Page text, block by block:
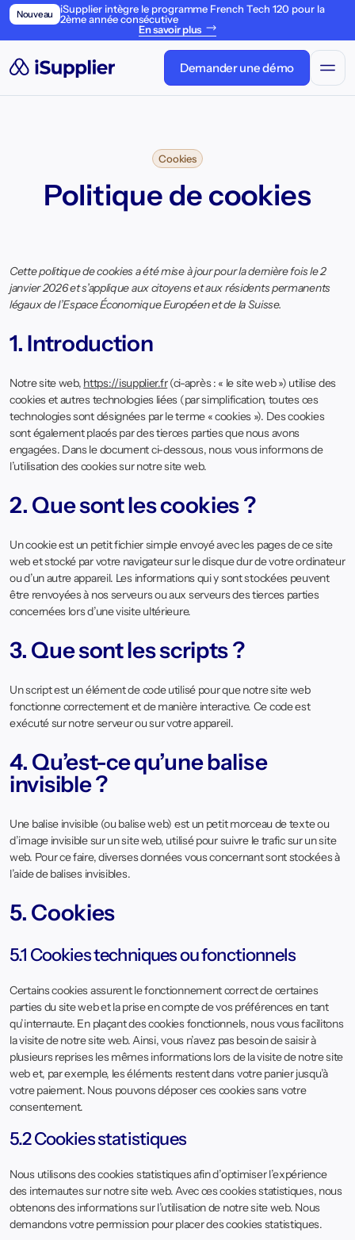
Nouveau
iSupplier intègre le programme French Tech 120 pour la
2ème année consécutive
En savoir plus
Demander une démo
Cookies
Politique de cookies
Cette politique de cookies a été mise à jour pour la dernière fois le 2
janvier 2026 et s’applique aux citoyens et aux résidents permanents
légaux de l’Espace Économique Européen et de la Suisse.
1. Introduction
Notre site web, https://isupplier.fr(ci-après : « le site web ») utilise des
cookies et autres technologies liées (par simplification, toutes ces
technologies sont désignées par le terme « cookies »). Des cookies
sont également placés par des tierces parties que nous avons
engagées. Dans le document ci-dessous, nous vous informons de
l’utilisation des cookies sur notre site web.
2. Que sont les cookies ?
Un cookie est un petit fichier simple envoyé avec les pages de ce site
web et stocké par votre navigateur sur le disque dur de votre ordinateur
ou d’un autre appareil. Les informations qui y sont stockées peuvent
être renvoyées à nos serveurs ou aux serveurs des tierces parties
concernées lors d’une visite ultérieure.
3. Que sont les scripts ?
Un script est un élément de code utilisé pour que notre site web
fonctionne correctement et de manière interactive. Ce code est
exécuté sur notre serveur ou sur votre appareil.
4. Qu’est-ce qu’une balise
invisible ?
Une balise invisible (ou balise web) est un petit morceau de texte ou
d’image invisible sur un site web, utilisé pour suivre le trafic sur un site
web. Pour ce faire, diverses données vous concernant sont stockées à
l’aide de balises invisibles.
5. Cookies
5.1 Cookies techniques ou fonctionnels
Certains cookies assurent le fonctionnement correct de certaines
parties du site web et la prise en compte de vos préférences en tant
qu’internaute. En plaçant des cookies fonctionnels, nous vous facilitons
la visite de notre site web. Ainsi, vous n’avez pas besoin de saisir à
plusieurs reprises les mêmes informations lors de la visite de notre site
web et, par exemple, les éléments restent dans votre panier jusqu’à
votre paiement. Nous pouvons déposer ces cookies sans votre
consentement.
5.2 Cookies statistiques
Nous utilisons des cookies statistiques afin d’optimiser l’expérience
des internautes sur notre site web. Avec ces cookies statistiques, nous
obtenons des informations sur l’utilisation de notre site web. Nous
demandons votre permission pour placer des cookies statistiques.